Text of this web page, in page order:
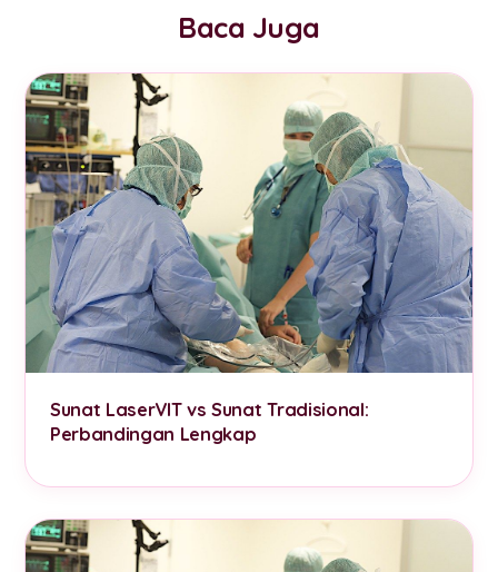
Baca Juga
Sunat LaserVIT vs Sunat Tradisional:
Perbandingan Lengkap